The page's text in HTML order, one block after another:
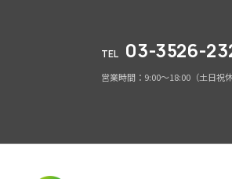
TEL 03-3526-
営業時間：9:00～18:00（土日祝休